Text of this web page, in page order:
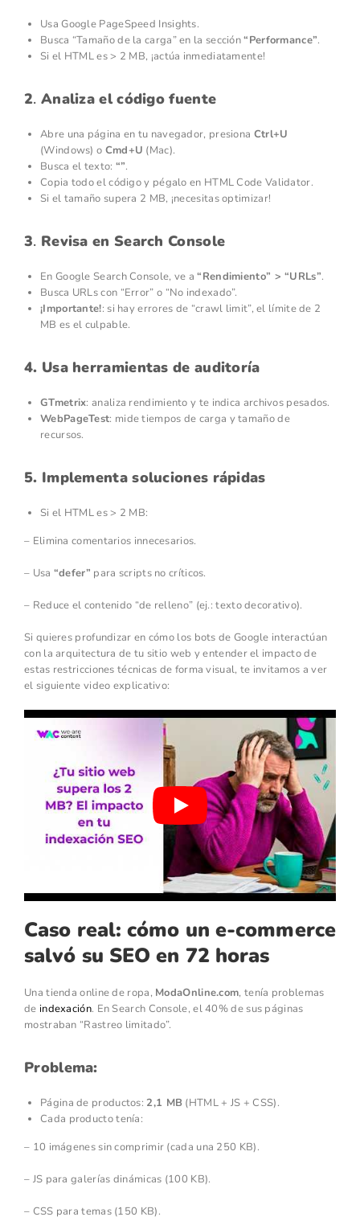
Usa Google PageSpeed Insights.
Busca “Tamaño de la carga” en la sección“Performance”.
Si el HTML es > 2 MB, ¡actúa inmediatamente!
2. Analiza el código fuente
Abre una página en tu navegador, presiona Ctrl+U
(Windows) o Cmd+U (Mac).
Busca el texto: “”.
Copia todo el código y pégalo en HTML Code Validator.
Si el tamaño supera 2 MB, ¡necesitas optimizar!
3. Revisa en Search Console
En Google Search Console, ve a“Rendimiento” > “URLs”.
Busca URLs con “Error” o “No indexado”.
¡Importante!: si hay errores de “crawl limit”, el límite de 2
MB es el culpable.
4. Usa herramientas de auditoría
GTmetrix: analiza rendimiento y te indica archivos pesados.
WebPageTest: mide tiempos de carga y tamaño de
recursos.
5. Implementa soluciones rápidas
Si el HTML es > 2 MB:
– Elimina comentarios innecesarios.
– Usa “defer” para scripts no críticos.
– Reduce el contenido “de relleno” (ej.: texto decorativo).
Si quieres profundizar en cómo los bots de Google interactúan
con la arquitectura de tu sitio web y entender el impacto de
estas restricciones técnicas de forma visual, te invitamos a ver
el siguiente video explicativo:
Caso real: cómo un e-commerce
salvó su SEO en 72 horas
Una tienda online de ropa, ModaOnline.com, tenía problemas
de indexación. En Search Console, el 40% de sus páginas
mostraban “Rastreo limitado”.
Problema:
Página de productos: 2,1 MB (HTML + JS + CSS).
Cada producto tenía:
– 10 imágenes sin comprimir (cada una 250 KB).
– JS para galerías dinámicas (100 KB).
– CSS para temas (150 KB).